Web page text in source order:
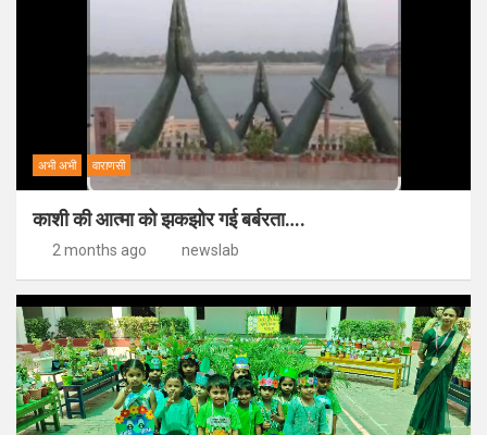
अभी अभी वाराणसी
काशी की आत्मा को झकझोर गई बर्बरता….
2 months ago newslab